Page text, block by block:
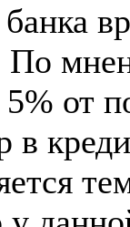
банка
По
от